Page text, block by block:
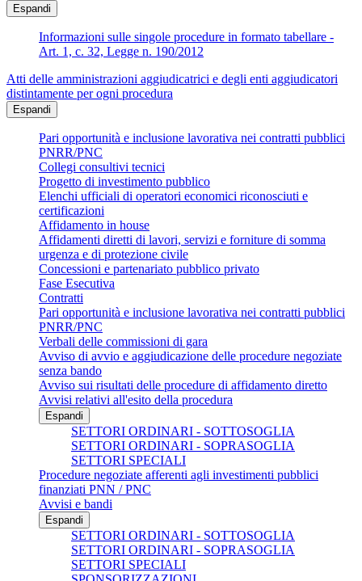
Espandi
Informazioni sulle singole procedure in formato tabellare -
Art. 1, c. 32, Legge n. 190/2012
Atti delle amministrazioni aggiudicatrici e degli enti aggiudicatori
distintamente per ogni procedura
Espandi
Pari opportunità e inclusione lavorativa nei contratti pubblici
PNRR/PNC
Collegi consultivi tecnici
Progetto di investimento pubblico
Elenchi ufficiali di operatori economici riconosciuti e
certificazioni
Affidamento in house
Affidamenti diretti di lavori, servizi e forniture di somma
urgenza e di protezione civile
Concessioni e partenariato pubblico privato
Fase Esecutiva
Contratti
Pari opportunità e inclusione lavorativa nei contratti pubblici
PNRR/PNC
Verbali delle commissioni di gara
Avviso di avvio e aggiudicazione delle procedure negoziate
senza bando
Avviso sui risultati delle procedure di affidamento diretto
Avvisi relativi all'esito della procedura
Espandi
SETTORI ORDINARI - SOTTOSOGLIA
SETTORI ORDINARI - SOPRASOGLIA
SETTORI SPECIALI
Procedure negoziate afferenti agli investimenti pubblici
finanziati PNN / PNC
Avvisi e bandi
Espandi
SETTORI ORDINARI - SOTTOSOGLIA
SETTORI ORDINARI - SOPRASOGLIA
SETTORI SPECIALI